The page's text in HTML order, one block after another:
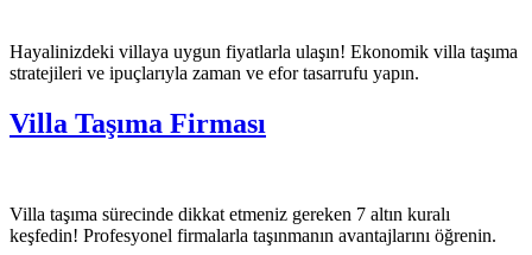
Hayalinizdeki villaya uygun fiyatlarla ulaşın! Ekonomik villa taşıma
stratejileri ve ipuçlarıyla zaman ve efor tasarrufu yapın.
Villa Taşıma Firması
Villa taşıma sürecinde dikkat etmeniz gereken 7 altın kuralı
keşfedin! Profesyonel firmalarla taşınmanın avantajlarını öğrenin.